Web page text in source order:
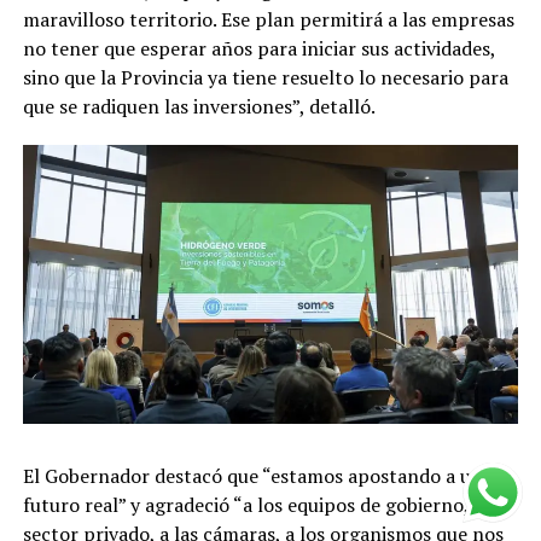
maravilloso territorio. Ese plan permitirá a las empresas
no tener que esperar años para iniciar sus actividades,
sino que la Provincia ya tiene resuelto lo necesario para
que se radiquen las inversiones”, detalló.
El Gobernador destacó que “estamos apostando a un
futuro real” y agradeció “a los equipos de gobierno, al
sector privado, a las cámaras, a los organismos que nos